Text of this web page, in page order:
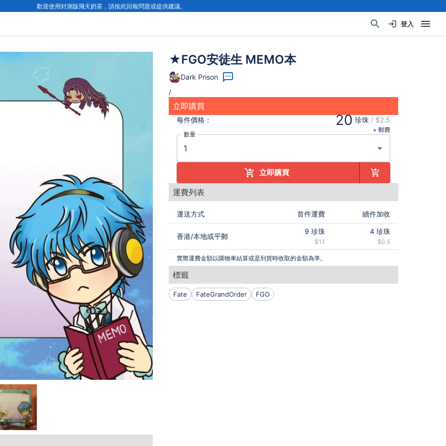
歡迎使用封測版飛天奶茶，請按此回報問題或提供建議。
登入
★FGO安徒生 MEMO本
Dark Prison
/
立即購買
每件價格： 20 珍珠 / $2.5
+ 郵費
數量
立即購買
運費列表
運送方式 首件運費 續件加收
香港/本地或平郵
9 珍珠
$1.1
4珍珠
$0.5
實際運費金額以購物車結算或是到貨時收取的金額為準。
標籤
Fate FateGrandOrder FGO